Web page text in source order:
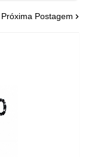
Próxima Postagem